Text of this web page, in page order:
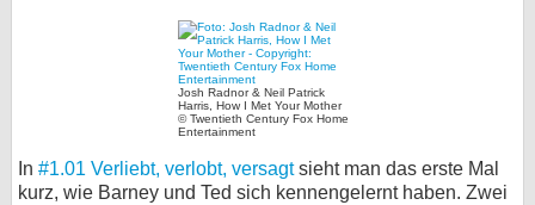
Josh Radnor & Neil Patrick
Harris, How I Met Your Mother
© Twentieth Century Fox Home
Entertainment
In #1.01 Verliebt, verlobt, versagtsieht man das erste Mal
kurz, wie Barney und Ted sich kennengelernt haben. Zwei
Datenschutz
Cookie-Einstellungen
Impressum
Desktop-Ansicht
myFanbase